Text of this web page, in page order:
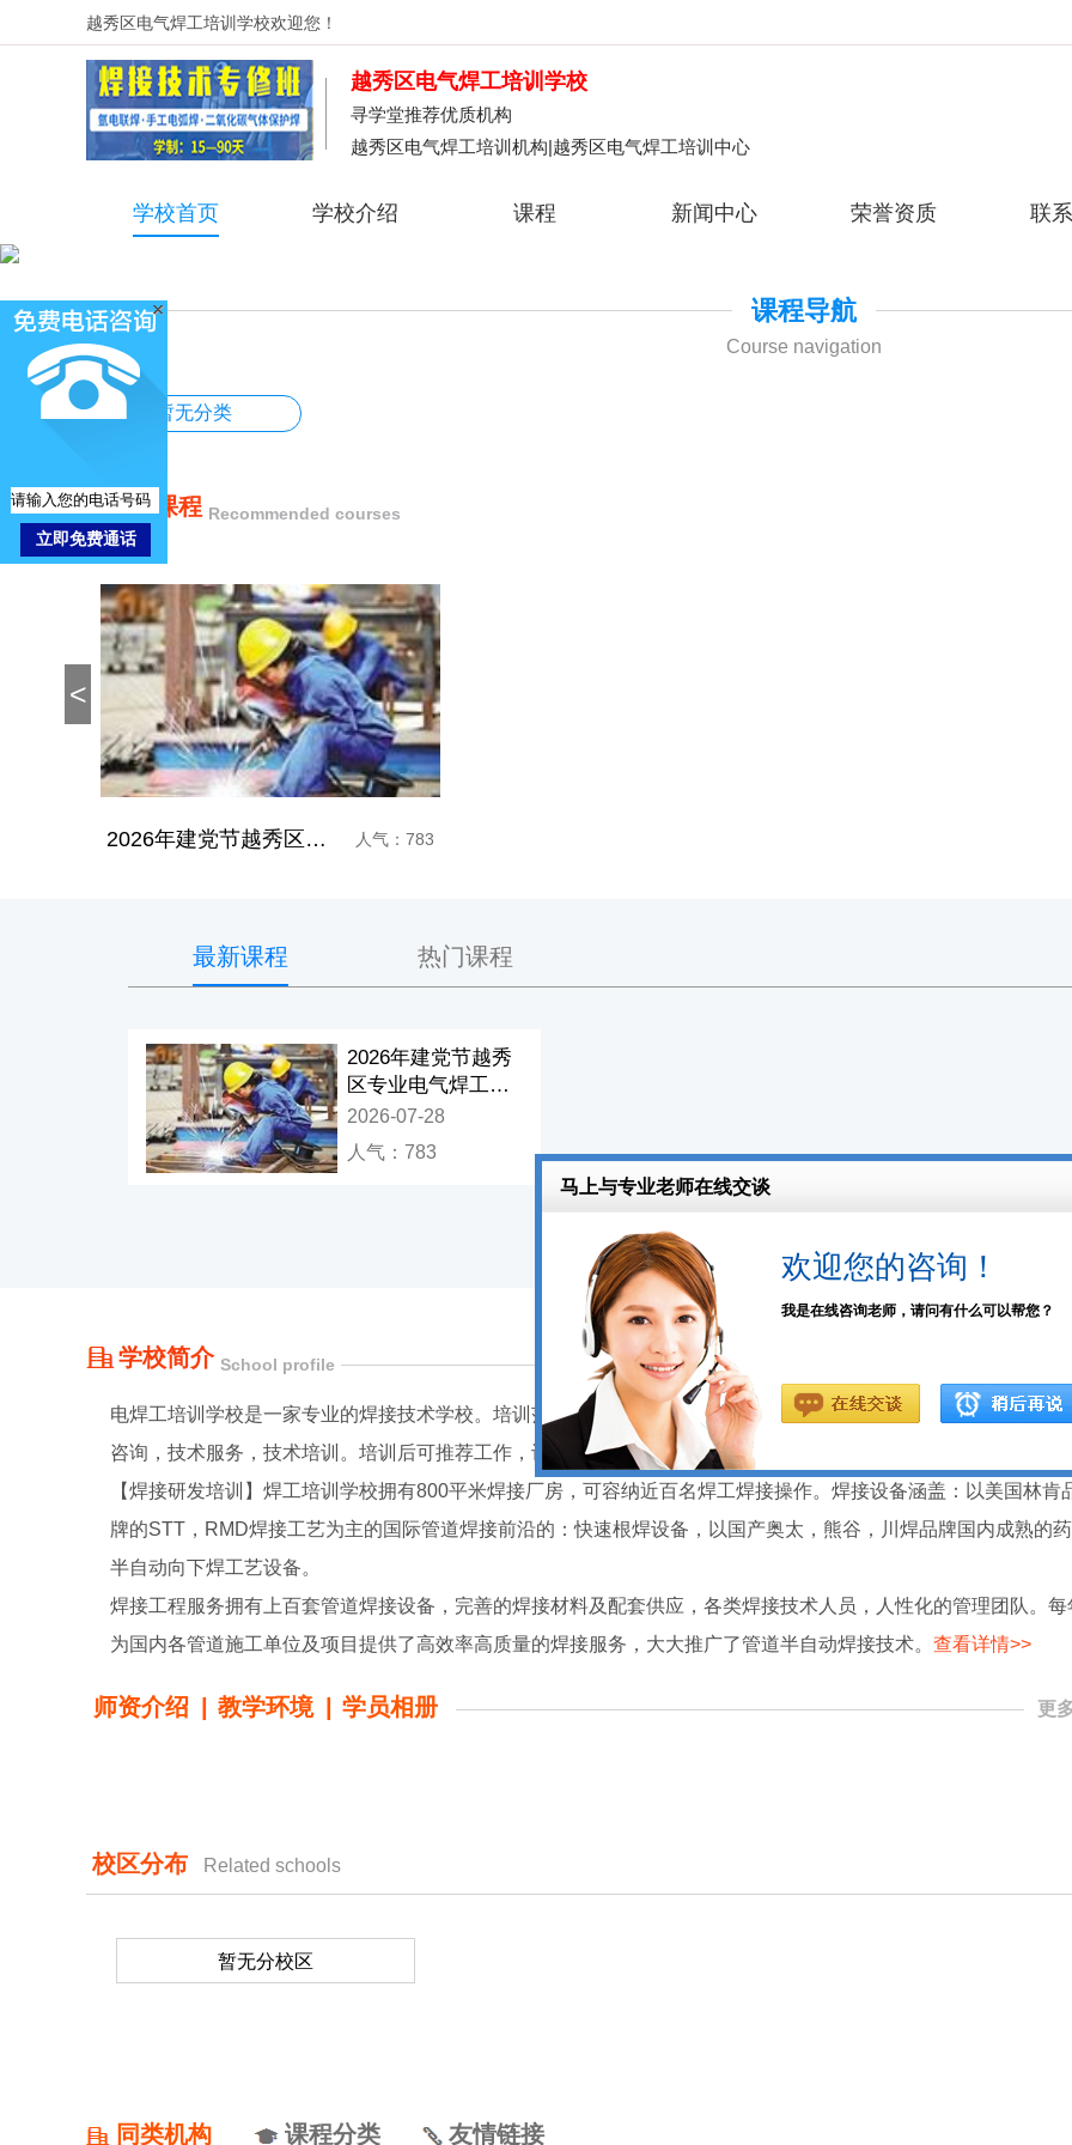
越秀区电气焊工培训学校欢迎您！
越秀区电气焊工培训学校
寻学堂推荐优质机构
越秀区电气焊工培训机构|越秀区电气焊工培训中心
学校首页 学校介绍 课程 新闻中心 荣誉资质 联
课程导航
Course navigation
暂无分类
推荐课程 Recommended courses
<
2026年建党节越秀区专业电气焊工培训学校 人气：783
最新课程 热门课程
2026年建党节越秀
区专业电气焊工培
训学校
2026-07-28
人气：783
学校简介 School profile
电焊工培训学校是一家专业的焊接技术学校。培训范围有：学电焊，氩弧焊培训，办理电焊工证焊接技术研发，技
咨询，技术服务，技术培训。培训后可推荐工作，让您学后无忧。
【焊接研发培训】焊工培训学校拥有800平米焊接厂房，可容纳近百名焊工焊接操作。焊接设备涵盖：以美国林肯
牌的STT，RMD焊接工艺为主的国际管道焊接前沿的：快速根焊设备，以国产奥太，熊谷，川焊品牌国内成熟的
半自动向下焊工艺设备。
焊接工程服务拥有上百套管道焊接设备，完善的焊接材料及配套供应，各类焊接技术人员，人性化的管理团队。每
为国内各管道施工单位及项目提供了高效率高质量的焊接服务，大大推广了管道半自动焊接技术。 查看详情>>
师资介绍 教学环境 学员相册 更
校区分布 Related schools
暂无分校区
同类机构 课程分类 友情链接